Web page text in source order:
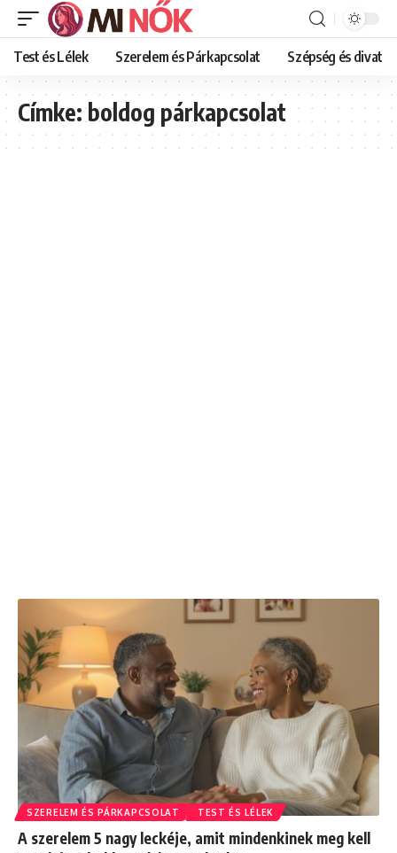
Test és Lélek Szerelem és Párkapcsolat Szépség és divat
Címke:boldog párkapcsolat
SZERELEM ÉS PÁRKAPCSOLAT TEST ÉS LÉLEK
A szerelem 5 nagy leckéje, amit mindenkinek meg kell